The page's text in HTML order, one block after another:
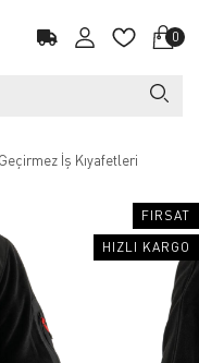
0
İş Kıyafetleri
FIRSAT
HIZLI KARGO